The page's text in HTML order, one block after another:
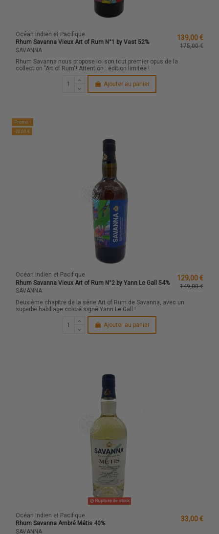
Océan Indien et Pacifique
Rhum Savanna Vieux Art of Rum N°1 by Vast 52%
SAVANNA
139,00 €
175,00 €
Rhum Savanna nous propose ici son tout premier opus de la
collection "Art of Rum"! Attention : édition limitée !
Ajouter au panier
Promo !
-20,00 €
Océan Indien et Pacifique
Rhum Savanna Vieux Art of Rum N°2 by Yann Le Gall 54%
SAVANNA
129,00 €
149,00 €
Deuxième chapitre de la série Art of Rum de Savanna, avec un
superbe habillage coloré signé Yann Le Gall !
Ajouter au panier
Rupture de stock
Océan Indien et Pacifique
Rhum Savanna Ambré Métis 40%
SAVANNA
33,00 €